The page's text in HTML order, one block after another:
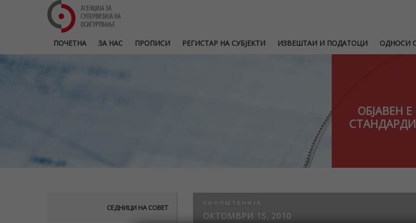
ПОЧЕТНА ЗА НАС ПРОПИСИ РЕГИСТАР НА СУБЈЕКТИ ИЗВЕШТАИ И ПОДАТОЦИ ОДНОСИ
ОБЈАВЕН
СЕДНИЦИ НА СОВЕТ
СООПШТЕНИЈА
ОКТОМВРИ 15, 2010